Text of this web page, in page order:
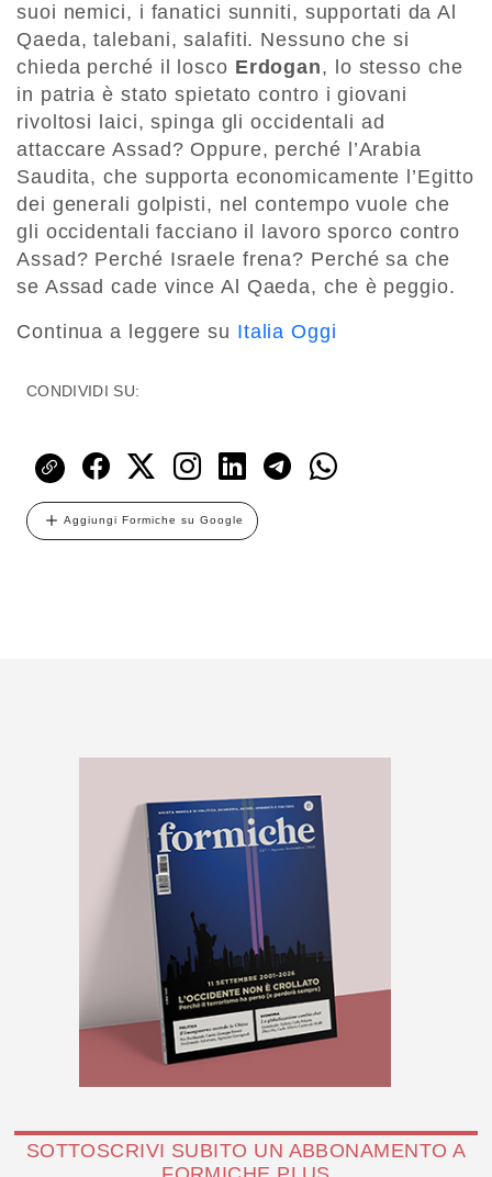
suoi nemici, i fanatici sunniti, supportati da Al
Qaeda, talebani, salafiti. Nessuno che si
chieda perché il losco Erdogan, lo stesso che
in patria è stato spietato contro i giovani
rivoltosi laici, spinga gli occidentali ad
attaccare Assad? Oppure, perché l’Arabia
Saudita, che supporta economicamente l’Egitto
dei generali golpisti, nel contempo vuole che
gli occidentali facciano il lavoro sporco contro
Assad? Perché Israele frena? Perché sa che
se Assad cade vince Al Qaeda, che è peggio.
Continua a leggere su Italia Oggi
CONDIVIDI SU:
Aggiungi Formiche su Google
SOTTOSCRIVI SUBITO UN ABBONAMENTO A